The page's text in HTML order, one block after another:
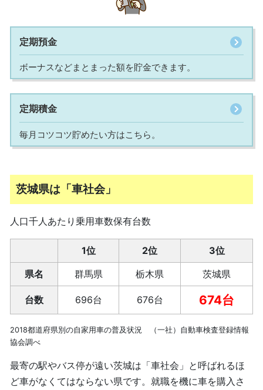
定期預金
ボーナスなどまとまった額を貯金できます。
定期積金
毎月コツコツ貯めたい方はこちら。
茨城県は「車社会」
人口千人あたり乗用車数保有台数
1位 2位
3位
県名
群馬県 栃木県 茨城県
台数 696台 676台 674台
2018都道府県別の自家用車の普及状況 （一社）自動車検査登録情報
協会調べ
最寄の駅やバス停が遠い茨城は「車社会」と呼ばれるほ
ど車がなくてはならない県です。就職を機に車を購入さ